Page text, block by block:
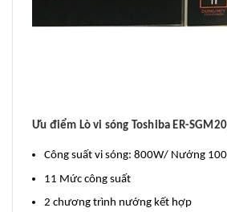
Ưu điểm Lò vi sóng Toshiba ER-
Công suất vi sóng: 800W/ Nướng
11 Mức công suất
2 chương trình nướng kết hợp